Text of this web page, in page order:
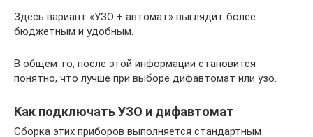
Здесь вариант «УЗО + автомат» выглядит более
бюджетным и удобным.
В общем то, после этой информации становится
понятно, что лучше при выборе дифавтомат или узо.
Как подключать УЗО и дифавтомат
Сборка этих приборов выполняется стандартным